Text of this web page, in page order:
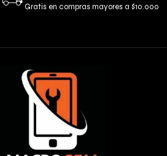
Gratis en compras mayores a $10.000